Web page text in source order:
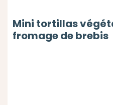
Mini tortillas
fromage de brebis